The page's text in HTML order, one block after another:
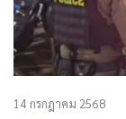
14 กรกฎาคม 2568